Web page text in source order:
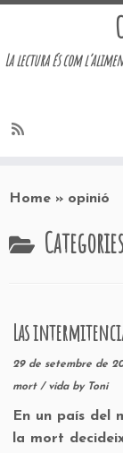
to
La lectura és com
Home » opinió
Las
29 de setembre de
mort/ vida by Toni
En un país del
la mort